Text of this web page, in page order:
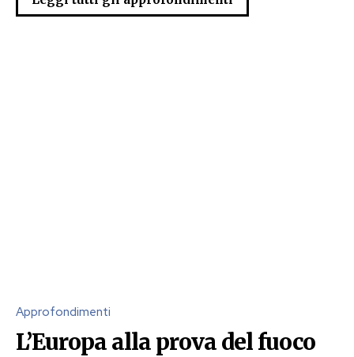
Approfondimenti
L’Europa alla prova del fuoco